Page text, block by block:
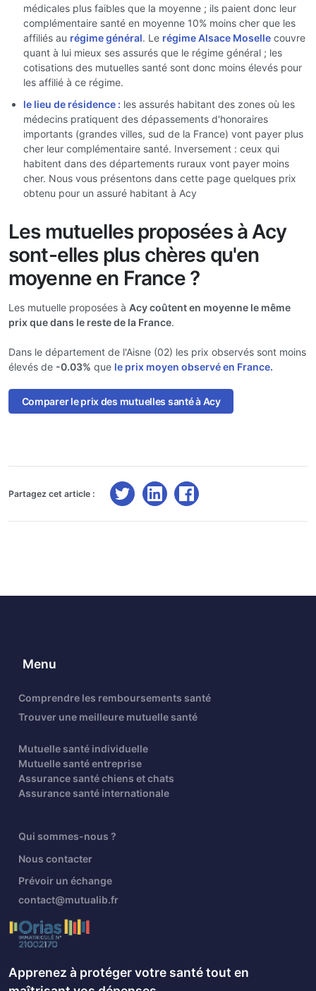
médicales plus faibles que la moyenne ; ils paient donc leur
complémentaire santé en moyenne 10% moins cher que les
affiliés au régime général. Le régime Alsace Moselle couvre
quant à lui mieux ses assurés que le régime général ; les
cotisations des mutuelles santé sont donc moins élevés pour
les affilié à ce régime.
le lieu de résidence : les assurés habitant des zones où les
médecins pratiquent des dépassements d'honoraires
importants (grandes villes, sud de la France) vont payer plus
cher leur complémentaire santé. Inversement : ceux qui
habitent dans des départements ruraux vont payer moins
cher. Nous vous présentons dans cette page quelques prix
obtenu pour un assuré habitant à Acy
Les mutuelles proposées à Acy
sont-elles plus chères qu'en
moyenne en France ?
Les mutuelle proposées à Acy coûtent en moyenne le même
prix que dans le reste de la France.
Dans le département de l'Aisne (02) les prix observés sont moins
élevés de -0.03% que le prix moyen observé en France.
Comparer le prix des mutuelles santé à Acy
Partagez cet article :
Menu
Comprendre les remboursements santé
Trouver une meilleure mutuelle santé
Mutuelle santé individuelle
Mutuelle santé entreprise
Assurance santé chiens et chats
Assurance santé internationale
Qui sommes-nous ?
Nous contacter
Prévoir un échange
contact@mutualib.fr
Apprenez à protéger votre santé tout en